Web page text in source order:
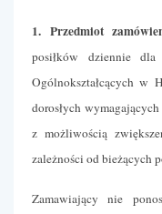
1. Przedmiot
posiłków dziennie
Ogólnokształcących w
dorosłych
z możliwością
zależności od bieżących
Zamawiający nie